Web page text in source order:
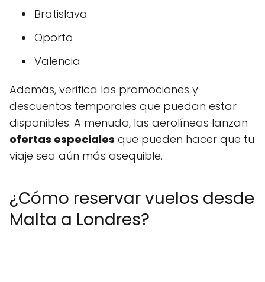
Bratislava
Oporto
Valencia
Además, verifica las promociones y
descuentos temporales que puedan estar
disponibles. A menudo, las aerolíneas lanzan
ofertas especiales que pueden hacer que tu
viaje sea aún más asequible.
¿Cómo reservar vuelos desde
Malta a Londres?